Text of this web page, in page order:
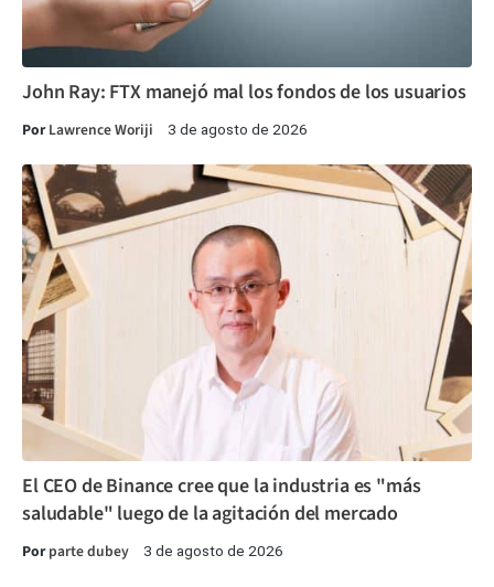
John Ray: FTX manejó mal los fondos de los usuarios
PorLawrence Woriji 3 de agosto de 2026
El CEO de Binance cree que la industria es "más
saludable" luego de la agitación del mercado
Porparte dubey 3 de agosto de 2026